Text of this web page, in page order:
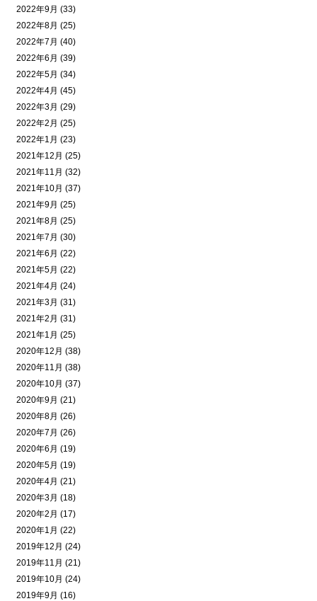
2022年9月 (33)
2022年8月 (25)
2022年7月 (40)
2022年6月 (39)
2022年5月 (34)
2022年4月 (45)
2022年3月 (29)
2022年2月 (25)
2022年1月 (23)
2021年12月 (25)
2021年11月 (32)
2021年10月 (37)
2021年9月 (25)
2021年8月 (25)
2021年7月 (30)
2021年6月 (22)
2021年5月 (22)
2021年4月 (24)
2021年3月 (31)
2021年2月 (31)
2021年1月 (25)
2020年12月 (38)
2020年11月 (38)
2020年10月 (37)
2020年9月 (21)
2020年8月 (26)
2020年7月 (26)
2020年6月 (19)
2020年5月 (19)
2020年4月 (21)
2020年3月 (18)
2020年2月 (17)
2020年1月 (22)
2019年12月 (24)
2019年11月 (21)
2019年10月 (24)
2019年9月 (16)